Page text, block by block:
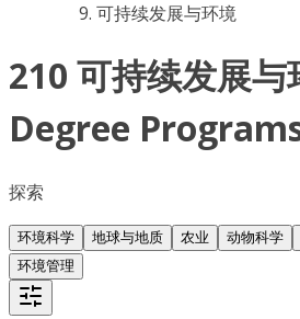
可持续发展与环境
210 可持续发展与
Degree
探索
环境科学 地球与地质 农业 动物科学
环境管理